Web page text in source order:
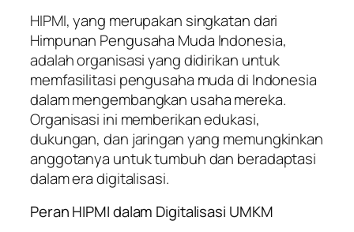
HIPMI, yang merupakan singkatan dari
Himpunan Pengusaha Muda Indonesia,
adalah organisasi yang didirikan untuk
memfasilitasi pengusaha muda di Indonesia
dalam mengembangkan usaha mereka.
Organisasi ini memberikan edukasi,
dukungan, dan jaringan yang memungkinkan
anggotanya untuk tumbuh dan beradaptasi
dalam era digitalisasi.
Peran HIPMI dalam Digitalisasi UMKM